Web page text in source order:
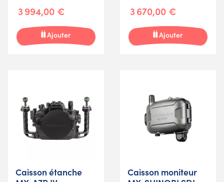
3 994,00 €
Ajouter
3 670,00 €
Ajouter
Caisson étanche
Caisson moniteur